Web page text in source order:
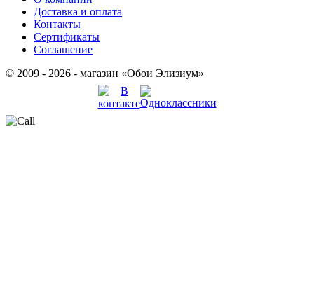
Доставка и оплата
Контакты
Сертификаты
Соглашение
© 2009 - 2026 - магазин «Обои Элизиум»